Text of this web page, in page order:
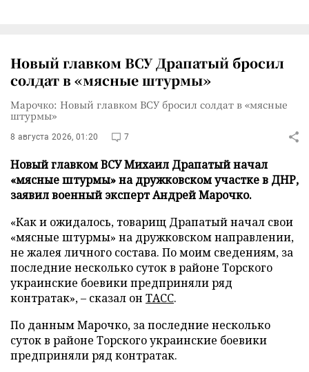
Новый главком ВСУ Драпатый бросил
солдат в «мясные штурмы»
Марочко: Новый главком ВСУ бросил солдат в «мясные
штурмы»
8 августа 2026, 01:20 7
Новый главком ВСУ Михаил Драпатый начал
«мясные штурмы» на дружковском участке в ДНР,
заявил военный эксперт Андрей Марочко.
«Как и ожидалось, товарищ Драпатый начал свои
«мясные штурмы» на дружковском направлении,
не жалея личного состава. По моим сведениям, за
последние несколько суток в районе Торского
украинские боевики предприняли ряд
контратак», – сказал он ТАСС.
По данным Марочко, за последние несколько
суток в районе Торского украинские боевики
предприняли ряд контратак.